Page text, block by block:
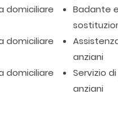
domiciliare
domiciliare
domiciliare
Badante
anziani
Servizio
anziani